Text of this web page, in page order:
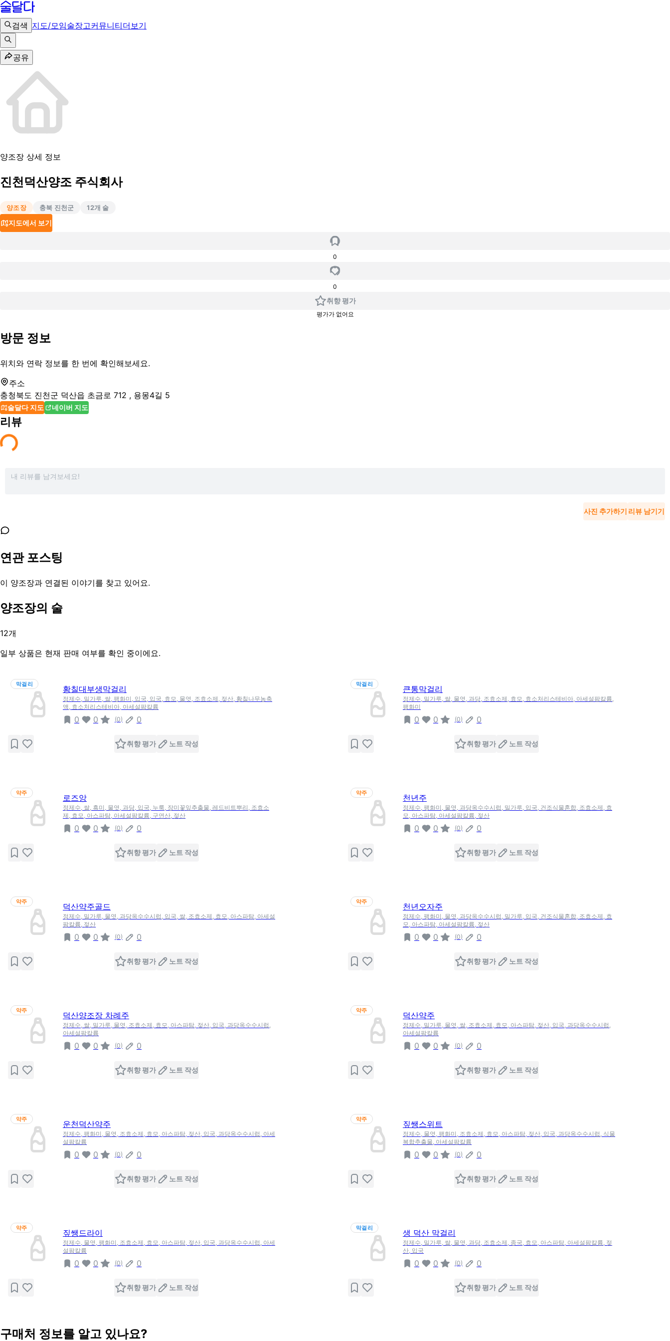
검색 지도/모임술장고커뮤니티더보기
공유
양조장 상세 정보
진천덕산양조 주식회사
양조장 충북 진천군 12개 술
지도에서 보기
0
0
취향 평가
평가가 없어요
방문 정보
위치와 연락 정보를 한 번에 확인해보세요.
주소
충청북도 진천군 덕산읍 초금로 712 , 용몽4길 5
술달다 지도 네이버 지도
리뷰
사진 추가하기 리뷰 남기기
연관 포스팅
이 양조장과 연결된 이야기를 찾고 있어요.
양조장의 술
12개
일부 상품은 현재 판매 여부를 확인 중이에요.
막걸리
황칠대부생막걸리
정제수, 밀가루, 쌀, 팽화미, 입국, 입국, 효모, 물엿, 조효소제, 젖산, 황칠나무농축
액, 효소처리스테비아, 아세설팜칼륨
0 0 (0) 0
취향 평가 노트 작성
막걸리
큰통막걸리
정제수, 밀가루, 쌀, 물엿, 과당, 조효소제, 효모, 효소처리스테비아, 아세설팜칼륨,
팽화미
0 0 (0) 0
취향 평가 노트 작성
약주
로즈앙
정제수, 쌀, 흑미, 물엿, 과당, 입국, 누룩, 장미꽃잎추출물, 레드비트뿌리, 조효소
제, 효모, 아스파탐, 아세설팜칼륨, 구연산, 젖산
0 0 (0) 0
취향 평가 노트 작성
약주
천년주
정제수, 팽화미, 물엿, 과당옥수수시럽, 밀가루, 입국, 건조식물혼합, 조효소제, 효
모, 아스파탐, 아세설팜칼륨, 젖산
0 0 (0) 0
취향 평가 노트 작성
약주
덕산약주골드
정제수, 밀가루, 물엿, 과당옥수수시럽, 입국, 쌀, 조효소제, 효모, 아스파탐, 아세설
팜칼륨, 젖산
0 0 (0) 0
취향 평가 노트 작성
약주
천년오자주
정제수, 팽화미, 물엿, 과당옥수수시럽, 밀가루, 입국, 건조식물혼합, 조효소제, 효
모, 아스파탐, 아세설팜칼륨, 젖산
0 0 (0) 0
취향 평가 노트 작성
약주
덕산양조장 차례주
정제수, 쌀, 밀가루, 물엿, 조효소제, 효모, 아스파탐, 젖산, 입국, 과당옥수수시럽,
아세설팜칼륨
0 0 (0) 0
취향 평가 노트 작성
약주
덕산약주
정제수, 밀가루, 물엿, 쌀, 조효소제, 효모, 아스파탐, 젖산, 입국, 과당옥수수시럽,
아세설팜칼륨
0 0 (0) 0
취향 평가 노트 작성
약주
운천덕산약주
정제수, 팽화미, 물엿, 조효소제, 효모, 아스파탐, 젖산, 입국, 과당옥수수시럽, 아세
설팜칼륨
0 0 (0) 0
취향 평가 노트 작성
약주
짚쌩스위트
정제수, 물엿, 팽화미, 조효소제, 효모, 아스파탐, 젖산, 입국, 과당옥수수시럽, 식물
복합추출물, 아세설팜칼륨
0 0 (0) 0
취향 평가 노트 작성
약주
짚쌩드라이
정제수, 물엿, 팽화미, 조효소제, 효모, 아스파탐, 젖산, 입국, 과당옥수수시럽, 아세
설팜칼륨
0 0 (0) 0
취향 평가 노트 작성
막걸리
생 덕산 막걸리
정제수, 밀가루, 쌀, 물엿, 과당, 조효소제, 종국, 효모, 아스파탐, 아세설팜칼륨, 젖
산, 입국
0 0 (0) 0
취향 평가 노트 작성
구매처 정보를 알고 있나요?